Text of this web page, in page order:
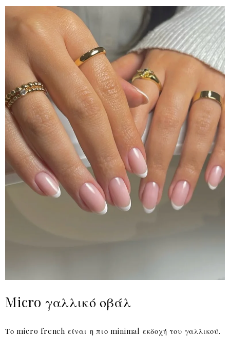
Micro γαλλικό οβάλ
Το micro french είναι η πιο minimal εκδοχή του γαλλικού.